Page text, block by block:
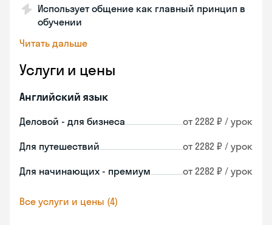
Использует общение как главный принцип в
обучении
Читать дальше
Услуги и цены
Английский язык
Деловой - для бизнеса от 2282 ₽ / урок
Для путешествий от 2282 ₽ / урок
Для начинающих - премиум от 2282 ₽ / урок
Все услуги и цены (4)